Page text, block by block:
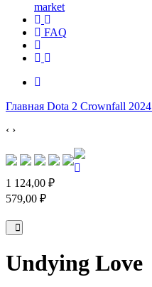
market
FAQ
Главная Dota 2 Crownfall 2024
‹ ›
1 124,00 ₽
579,00 ₽
Undying Love